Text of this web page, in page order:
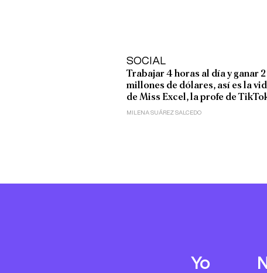
SOCIAL
Trabajar 4 horas al día y ganar 2
millones de dólares, así es la
de Miss Excel, la profe de
MILENA SUÁREZ SALCEDO
Yo